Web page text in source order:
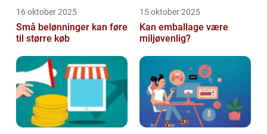
16 oktober 2025
Små belønninger kan føre
til større køb
15 oktober 2025
Kan emballage være
miljøvenlig?